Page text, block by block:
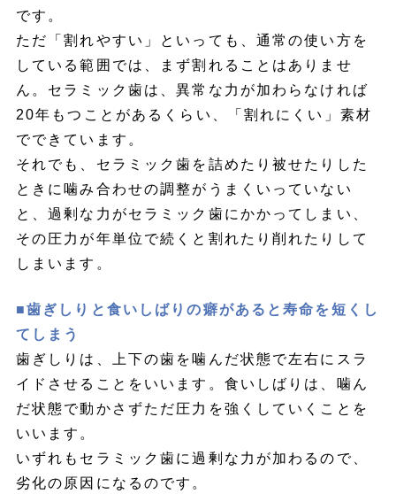
です。
ただ「割れやすい」といっても、通常の使い方を
している範囲では、まず割れることはありませ
ん。セラミック歯は、異常な力が加わらなければ
20年もつことがあるくらい、「割れにくい」素材
でできています。
それでも、セラミック歯を詰めたり被せたりした
ときに噛み合わせの調整がうまくいっていない
と、過剰な力がセラミック歯にかかってしまい、
その圧力が年単位で続くと割れたり削れたりして
しまいます。
■歯ぎしりと食いしばりの癖があると寿命を短くし
てしまう
歯ぎしりは、上下の歯を噛んだ状態で左右にスラ
イドさせることをいいます。食いしばりは、噛ん
だ状態で動かさずただ圧力を強くしていくことを
いいます。
いずれもセラミック歯に過剰な力が加わるので、
劣化の原因になるのです。